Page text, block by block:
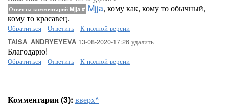
Ответ на комментарий Mjja # Mjja, кому как, кому то обычный,
кому то красавец.
Обратиться - Ответить - К полной версии
TAISA_ANDRYEYEVA 13-08-2020-17:26 удалить
Благодарю!
Обратиться - Ответить - К полной версии
Комментарии (3): вверх^